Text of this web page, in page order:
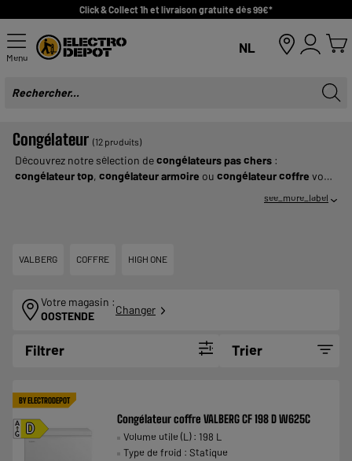
Click & Collect 1h et livraison gratuite dès 99€*
Menu
NL
Congélateur (12 produits)
Découvrez notre sélection decongélateurspas chers :
congélateur top, congélateur armoire ou congélateur coffre vous
alimentaires ou conserver vos produits surgelés, optez pour un
habitudes alimentaires et le nombre de personne dans votre
see_more_label
VALBERG COFFRE HIGH ONE
Votre magasin :
OOSTENDE
Changer
Filtrer Trier
BY ELECTRODEPOT
D
A
G
Congélateur coffre VALBERG CF 198 D W625C
Volume utile (L) : 198 L
Type de froid : Statique